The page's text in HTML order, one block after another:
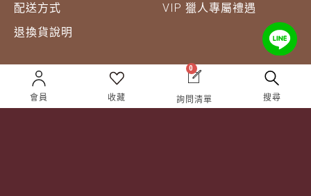
配送方式
退換貨說明
VIP 獵人專屬禮遇
企業合作 關於獵酒人
會員 收藏
0
詢問清單 搜尋